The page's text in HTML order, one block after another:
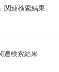
関連検索結果
連検索結果